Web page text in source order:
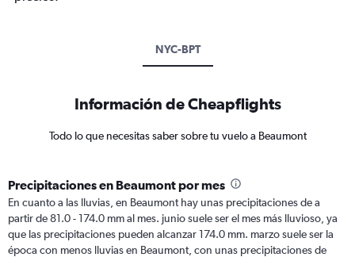
NYC-BPT
Información de Cheapflights
Todo lo que necesitas saber sobre tu vuelo a Beaumont
Precipitaciones en Beaumont por mes
En cuanto a las lluvias, en Beaumont hay unas precipitaciones de a
partir de 81.0 - 174.0 mm al mes. junio suele ser el mes más lluvioso, ya
que las precipitaciones pueden alcanzar 174.0 mm. marzo suele ser la
época con menos lluvias en Beaumont, con unas precipitaciones de